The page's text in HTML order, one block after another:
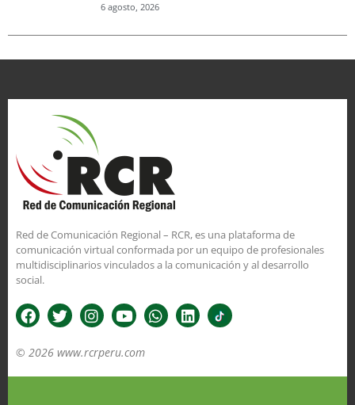
6 agosto, 2026
Red de Comunicación Regional – RCR, es una plataforma de
comunicación virtual conformada por un equipo de profesionales
multidisciplinarios vinculados a la comunicación y al desarrollo
social.
© 2026 www.rcrperu.com